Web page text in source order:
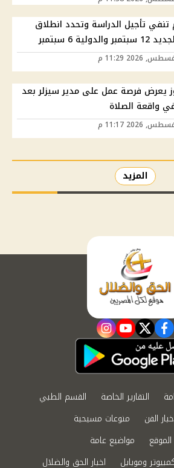
تنفي تأجيل الدراسة وتحدد انطلاق
6 سبتمبر
يعرض فرصة عمل على مدير سيزلر بعد
واقعة الصلاة
المزيد
facebook
twitter
youtube
instagram
التقارير الخاصة
القسم الطبي
الفن
منوعات مسيحية
مواضيع عامة
وموبايل اخبار الحق والضلال